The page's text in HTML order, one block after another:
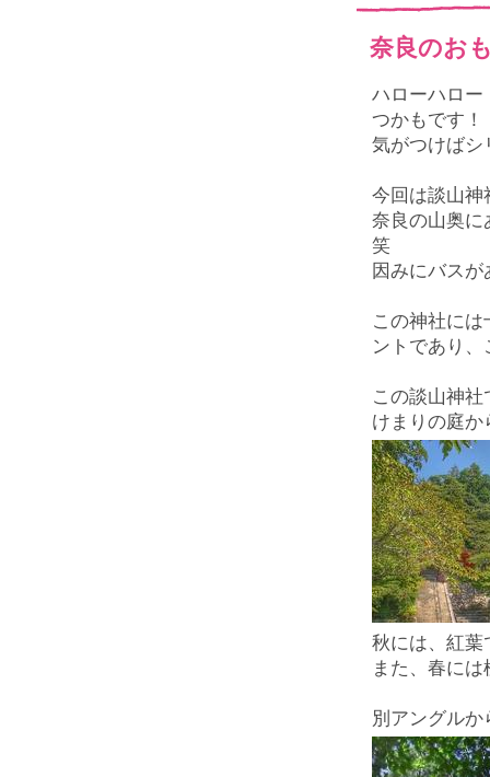
奈良のお
ハローハロー
つかもです！
気がつけばシ
今回は談山神
奈良の山奥に
笑
因みにバス
この神社に
ントであり
この談山神
けまりの庭
秋には、紅葉
また、春に
別アングル